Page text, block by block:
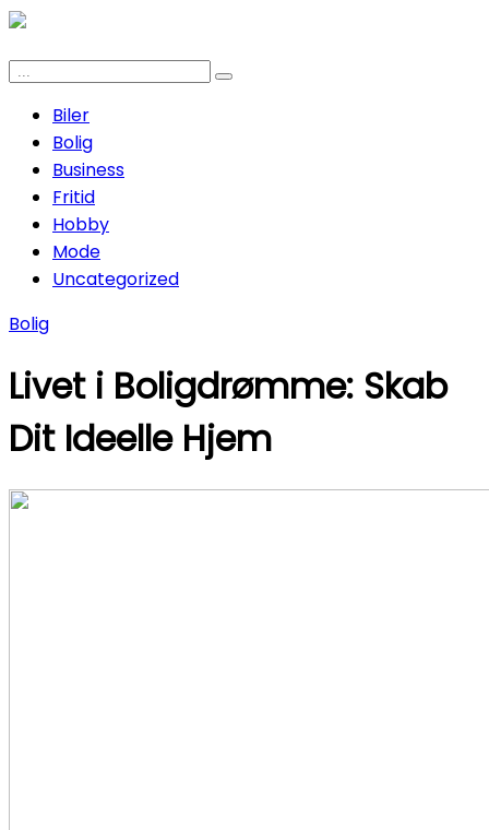
Biler
Bolig
Business
Fritid
Hobby
Mode
Uncategorized
Bolig
Livet i Boligdrømme: Skab
Dit Ideelle Hjem